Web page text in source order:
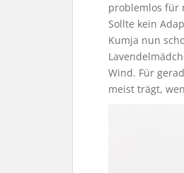
problemlos für
Sollte kein
Kumja nun
Wind. Für
meist trägt,